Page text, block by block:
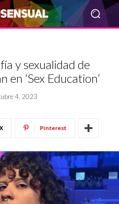
y sexualidad de
en ‘Sex Education’
4, 2023
X Pinterest